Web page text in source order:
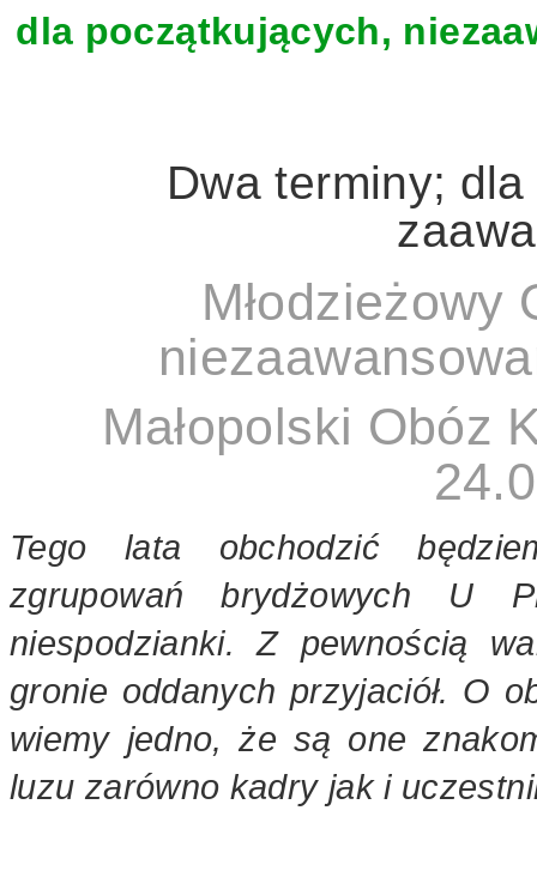
dla początkujących,
Dwa terminy;
Młodzieżowy
Małopolski Obóz
Tego lata obchodzić
zgrupowań brydżowych U
niespodzianki. Z pewnością
gronie oddanych przyjaciół. O
wiemy jedno, że są one
luzu zarówno kadry jak i